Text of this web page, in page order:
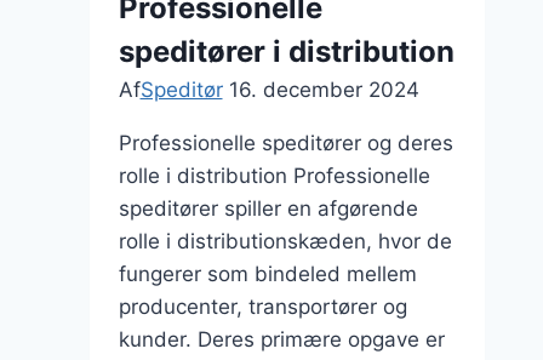
det
rigtige
Professionelle
speditører i distribution
AfSpeditør 16. december 2024
Professionelle speditører og deres
rolle i distribution Professionelle
speditører spiller en afgørende
rolle i distributionskæden, hvor de
fungerer som bindeled mellem
producenter, transportører og
kunder. Deres primære opgave er